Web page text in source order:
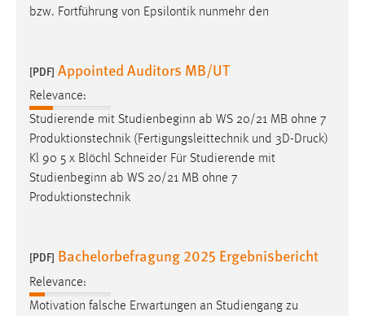
bzw. Fortführung von Epsilontik nunmehr den
[PDF] Appointed Auditors MB/UT
Relevance:
Studierende mit Studienbeginn ab WS 20/21 MB ohne 7
Produktionstechnik (Fertigungsleittechnik und 3D-Druck)
Kl 90 5 x Blöchl Schneider Für Studierende mit
Studienbeginn ab WS 20/21 MB ohne 7
Produktionstechnik
[PDF] Bachelorbefragung 2025 Ergebnisbericht
Relevance:
Motivation falsche Erwartungen an Studiengang zu